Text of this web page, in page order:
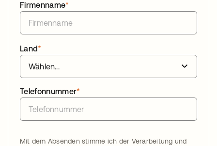
*
Firmenname
*
Land
*
Telefonnummer
Mit dem Absenden stimme ich der Verarbeitung und